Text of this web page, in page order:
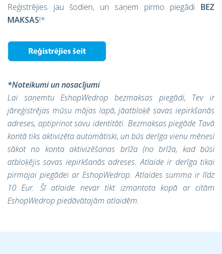
Reģistrējies jau šodien, un saņem pirmo piegādi BEZ
MAKSAS!*
*Noteikumi un nosacījumi
Lai saņemtu EshopWedrop bezmaksas piegādi, Tev ir
jāreģistrējas mūsu mājas lapā, jāatbloķē savas iepirkšanās
adreses, aptiprinot savu identitāti. Bezmaksas piegāde Tavā
kontā tiks aktivizēta automātiski, un būs derīga vienu mēnesi
sākot no konta aktivizēšanas brīža (no brīža, kad būsi
atbloķējis savas iepirkšanās adreses. Atlaide ir derīga tikai
pirmajai piegādei ar EshopWedrop. Atlaides summa ir līdz
10 Eur. Šī atlaide nevar tikt izmantota kopā ar citām
EshopWedrop piedāvātajām atlaidēm.